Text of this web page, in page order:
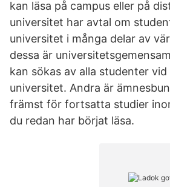
kan läsa på campus eller på
universitet har avtal om
universitet i många delar av
dessa är
kan sökas av alla studenter
universitet. Andra är
främst för fortsatta studier
du redan har börjat läsa.